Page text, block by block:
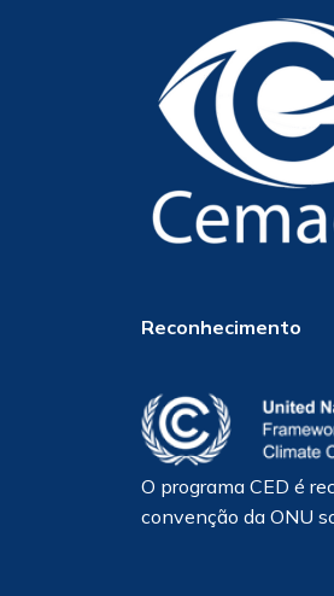
Reconhecimento
O programa CED é
convenção da ONU